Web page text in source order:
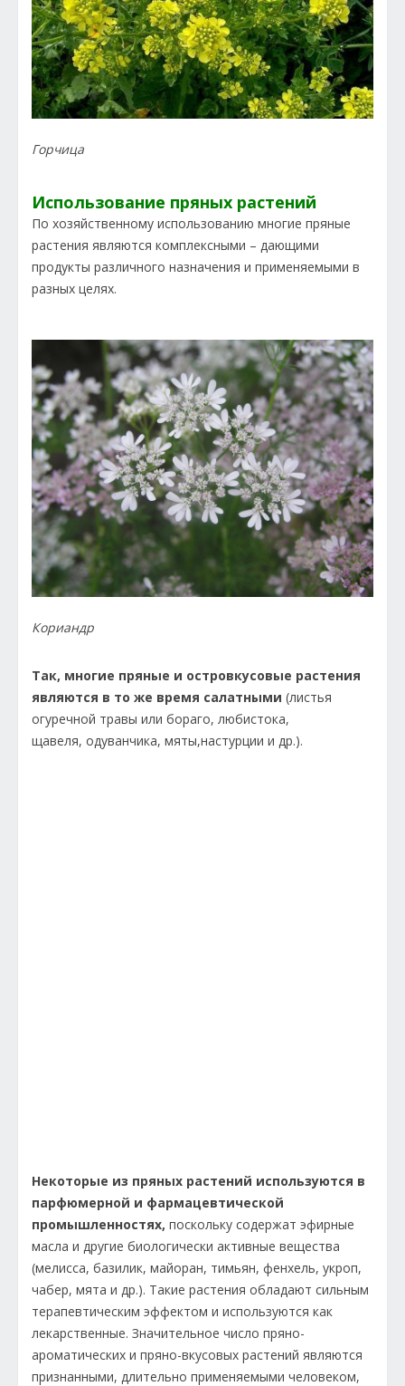
Горчица
Использование пряных растений
По хозяйственному использованию многие пряные
растения являются комплексными – дающими
продукты различного назначения и применяемыми в
разных целях.
Кориандр
Так, многие пряные и островкусовые растения
являются в то же время салатными (листья
огуречной травы или бораго, любистока,
щавеля, одуванчика, мяты,настурции и др.).
Некоторые из пряных растений используются в
парфюмерной и фармацевтической
промышленностях, поскольку содержат эфирные
масла и другие биологически активные вещества
(мелисса, базилик, майоран, тимьян, фенхель, укроп,
чабер, мята и др.). Такие растения обладают сильным
терапевтическим эффектом и используются как
лекарственные. Значительное число пряно-
ароматических и пряно-вкусовых растений являются
признанными, длительно применяемыми человеком,